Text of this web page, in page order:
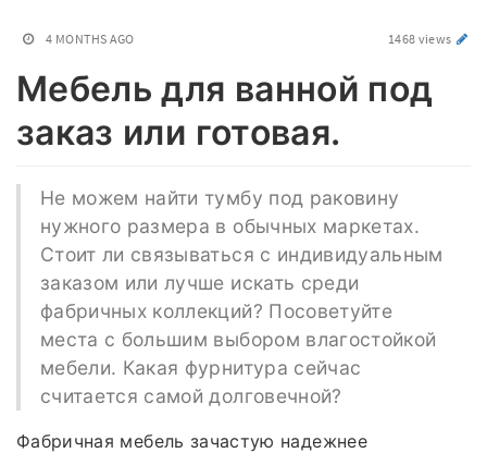
4 MONTHS AGO 1468 views
Мебель для ванной под
заказ или готовая.
Не можем найти тумбу под раковину
нужного размера в обычных маркетах.
Стоит ли связываться с индивидуальным
заказом или лучше искать среди
фабричных коллекций? Посоветуйте
места с большим выбором влагостойкой
мебели. Какая фурнитура сейчас
считается самой долговечной?
Фабричная мебель зачастую надежнее